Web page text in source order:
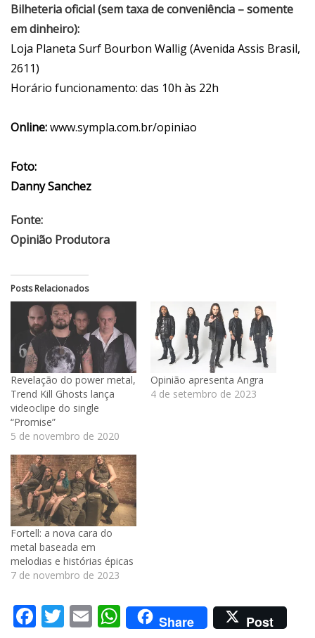
Bilheteria oficial (sem taxa de conveniência – somente
em dinheiro):
Loja Planeta Surf Bourbon Wallig (Avenida Assis Brasil,
2611)
Horário funcionamento: das 10h às 22h
Online:www.sympla.com.br/opiniao
Foto:
Danny Sanchez
Fonte:
Opinião Produtora
Posts Relacionados
Revelação do power metal,
Trend Kill Ghosts lança
videoclipe do single
“Promise”
5 de novembro de 2020
Opinião apresenta Angra
4 de setembro de 2023
Fortell: a nova cara do
metal baseada em
melodias e histórias épicas
7 de novembro de 2023
Facebook
Twitter
EmailWhatsApp
Share Post